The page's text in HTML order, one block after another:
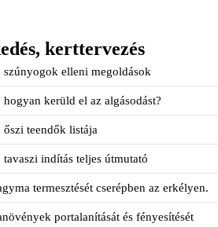
kerttervezés
elleni megoldások
kerüld el az algásodást?
teendők listája
indítás teljes útmutató
termesztését cserépben az erkélyen.
portalanítását és fényesítését